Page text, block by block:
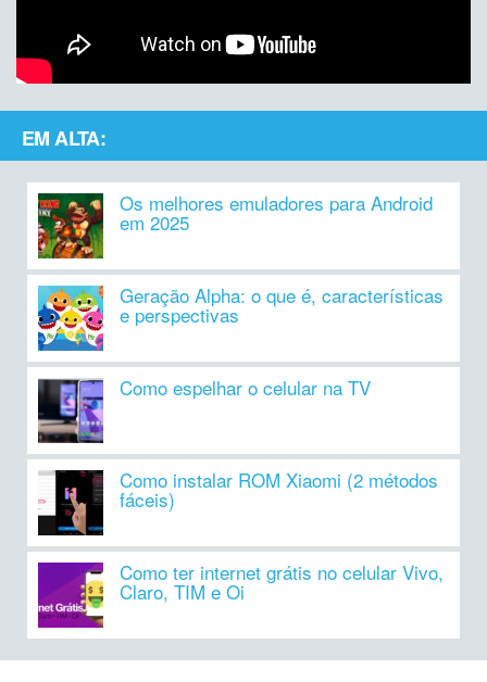
EM ALTA:
Os melhores emuladores para Android
em 2025
Geração Alpha: o que é, características
e perspectivas
Como espelhar o celular na TV
Como instalar ROM Xiaomi (2 métodos
fáceis)
Como ter internet grátis no celular Vivo,
Claro, TIM e Oi